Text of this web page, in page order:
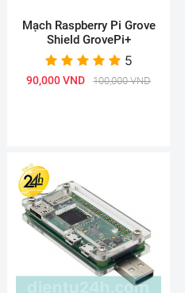
Mạch Raspberry Pi Grove
Shield GrovePi+
5
90,000 VND 100,000 VND